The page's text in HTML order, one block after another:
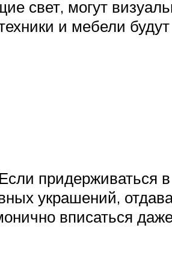
свет, могут
и мебели
придерживаться
украшений,
вписаться